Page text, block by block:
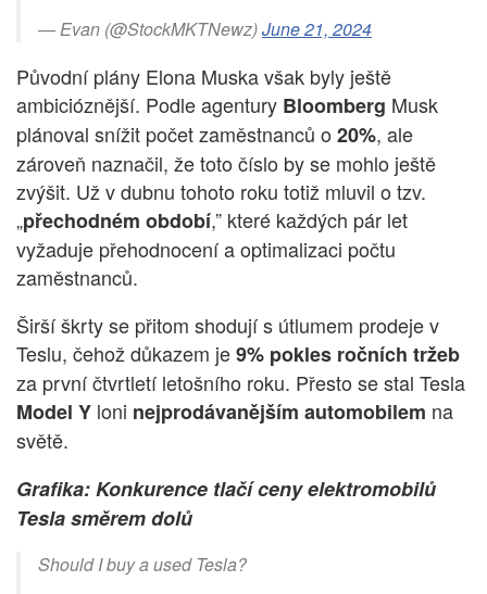
— Evan (@StockMKTNewz)June 21, 2024
Původní plány Elona Muska však byly ještě
ambicióznější. Podle agentury Bloomberg Musk
plánoval snížit počet zaměstnanců o 20%, ale
zároveň naznačil, že toto číslo by se mohlo ještě
zvýšit. Už v dubnu tohoto roku totiž mluvil o tzv.
„přechodném období,” které každých pár let
vyžaduje přehodnocení a optimalizaci počtu
zaměstnanců.
Širší škrty se přitom shodují s útlumem prodeje v
Teslu, čehož důkazem je9% pokles ročních tržeb
za první čtvrtletí letošního roku. Přesto se stal Tesla
Model Y loni nejprodávanějším automobilem na
světě.
Grafika: Konkurence tlačí ceny elektromobilů
Tesla směrem dolů
Should I buy a used Tesla?